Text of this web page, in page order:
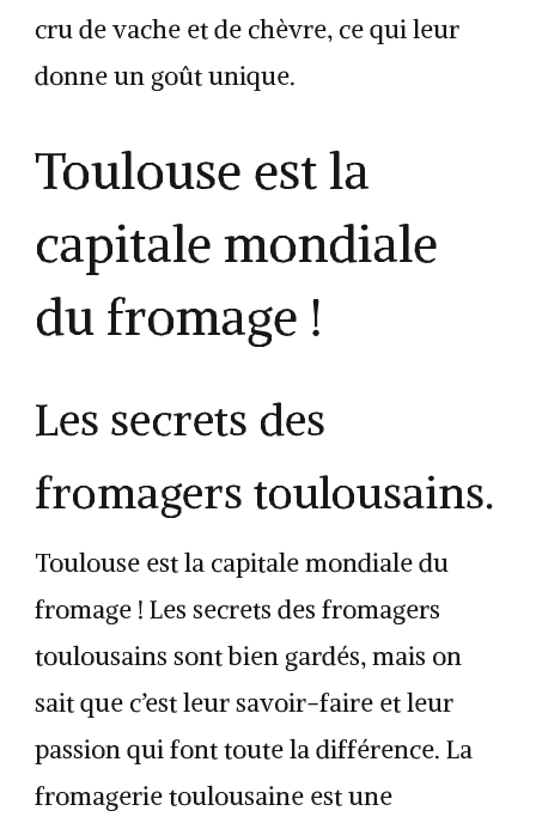
cru de vache et de chèvre, ce qui leur
donne un goût unique.
Toulouse est la
capitale mondiale
du fromage !
Les secrets des
fromagers toulousains.
Toulouse est la capitale mondiale du
fromage ! Les secrets des fromagers
toulousains sont bien gardés, mais on
sait que c’est leur savoir-faire et leur
passion qui font toute la différence. La
fromagerie toulousaine est une